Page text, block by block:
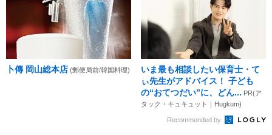
卜傳 岡山総本店 (郵便局前/韓国料理)
いま最も相談したい保育士・て
ぃ先生がアドバイス！ 子ども
の“おてつだい”に、どん... PR(ア
タック・キュキュット｜Hugkum)
Recommended by